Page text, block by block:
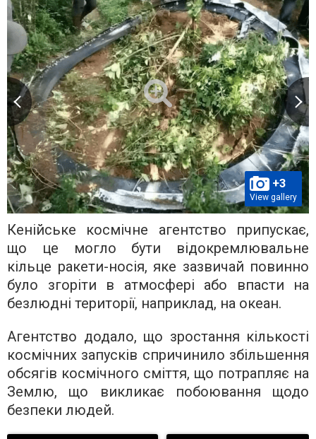
+3
View gallery
Кенійське космічне агентство припускає,
що це могло бути відокремлювальне
кільце ракети-носія, яке зазвичай повинно
було згоріти в атмосфері або впасти на
безлюдні території, наприклад, на океан.
Агентство додало, що зростання кількості
космічних запусків спричинило збільшення
обсягів космічного сміття, що потрапляє на
Землю, що викликає побоювання щодо
безпеки людей.